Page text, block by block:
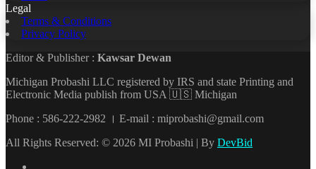
Legal
Terms & Conditions
Privacy Policy
Editor & Publisher : Kawsar Dewan
Michigan Probashi LLC registered by IRS and state Printing and
Electronic Media publish from USA 🇺🇸 Michigan
Phone : 586-222-2982 । E-mail : miprobashi@gmail.com
All Rights Reserved: © 2026 MI Probashi | By DevBid